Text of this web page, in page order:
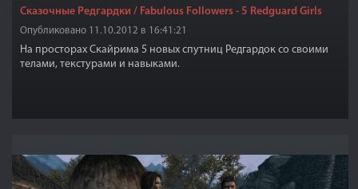
Сказочные Редгардки / Fabulous Followers - 5 Redguard Girls
Опубликовано 11.10.2012 в 16:41:21
На просторах Скайрима 5 новых спутниц Редгардок со своими
телами, текстурами и навыками.